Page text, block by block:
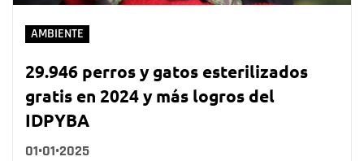
AMBIENTE
29.946 perros y gatos esterilizados
gratis en 2024 y más logros del
IDPYBA
01•01•2025